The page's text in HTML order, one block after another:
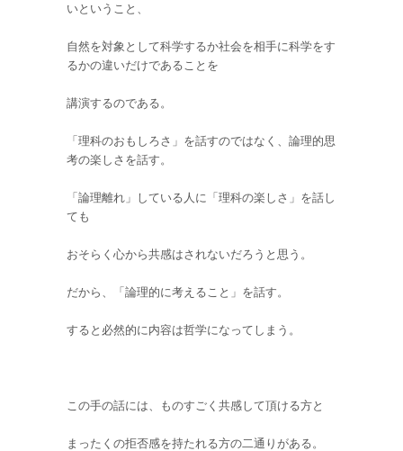
いということ、
自然を対象として科学するか社会を相手に科学をす
るかの違いだけであることを
講演するのである。
「理科のおもしろさ」を話すのではなく、論理的思
考の楽しさを話す。
「論理離れ」している人に「理科の楽しさ」を話し
ても
おそらく心から共感はされないだろうと思う。
だから、「論理的に考えること」を話す。
すると必然的に内容は哲学になってしまう。
この手の話には、ものすごく共感して頂ける方と
まったくの拒否感を持たれる方の二通りがある。